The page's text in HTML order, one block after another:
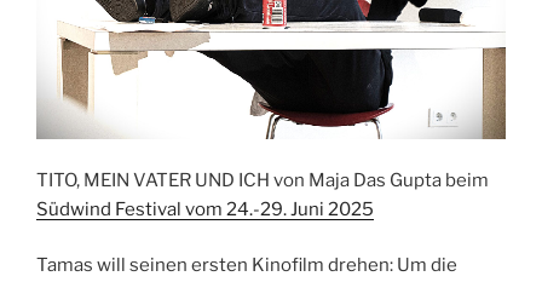
TITO, MEIN VATER UND ICH von Maja Das Gupta beim
Südwind Festival vom 24.-29. Juni 2025
Tamas will seinen ersten Kinofilm drehen: Um die